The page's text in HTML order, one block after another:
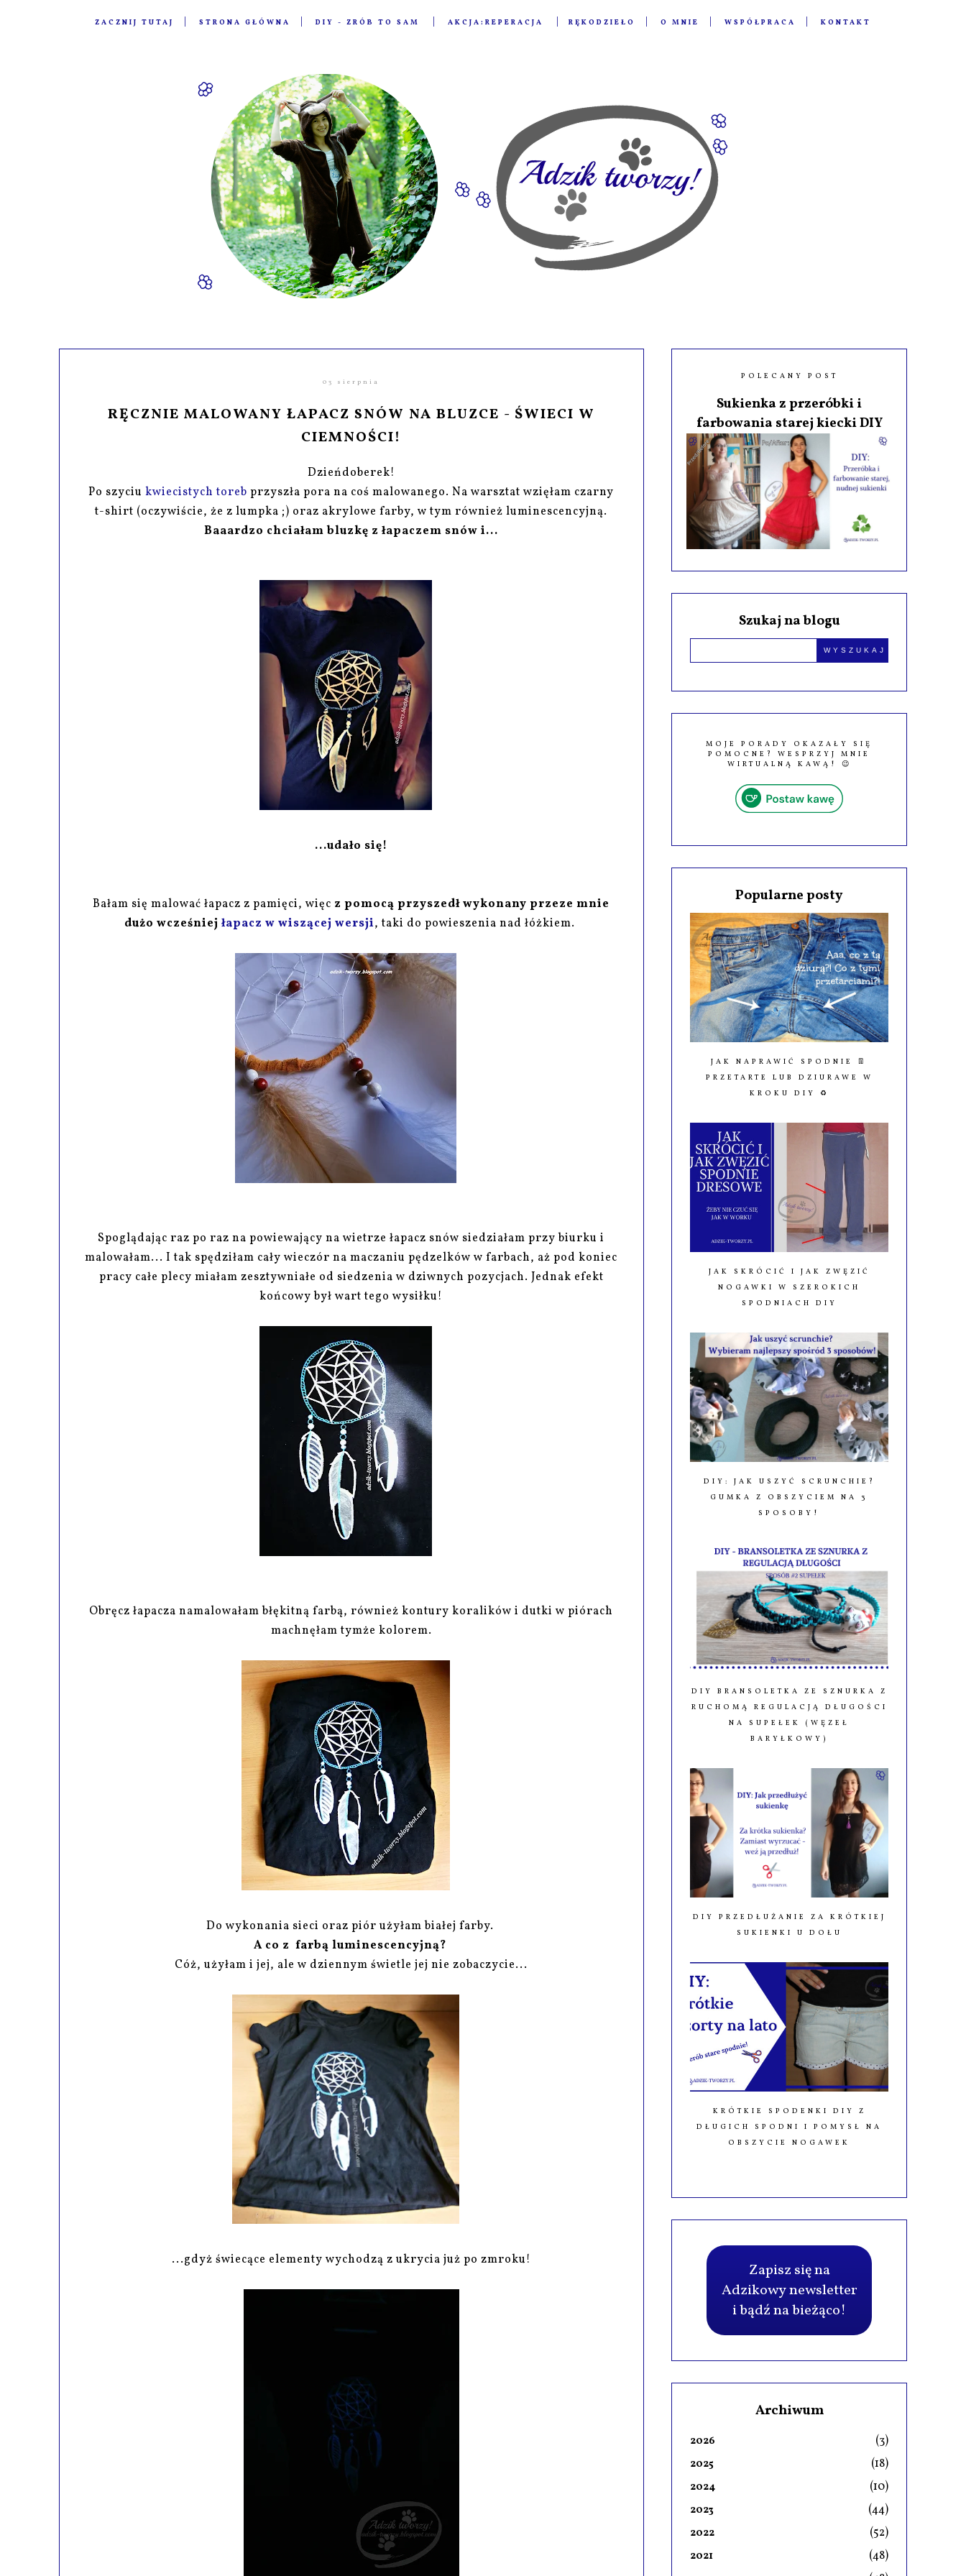
ZACZNIJ TUTAJ STRONA GŁÓWNA DIY - ZRÓB TO SAM AKCJA:REPERACJA RĘKODZIEŁO O MNIE WSPÓŁPRACA KONTAKT
03 sierpnia
RĘCZNIE MALOWANY ŁAPACZ SNÓW NA BLUZCE - ŚWIECI W
CIEMNOŚCI!
Dzieńdoberek!
Po szyciukwiecistych toreb przyszła pora na coś malowanego. Na warsztat wzięłam czarny
t-shirt (oczywiście, że z lumpka ;) oraz akrylowe farby, w tym również luminescencyjną.
Baaardzo chciałam bluzkę z łapaczem snów i...
...udało się!
Bałam się malować łapacz z pamięci, więc z pomocą przyszedł wykonany przeze mnie
dużo wcześniejłapacz w wiszącej wersji, taki do powieszenia nad łóżkiem.
Spoglądając raz po raz na powiewający na wietrze łapacz snów siedziałam przy biurku i
malowałam... I tak spędziłam cały wieczór na maczaniu pędzelków w farbach, aż pod koniec
pracy całe plecy miałam zesztywniałe od siedzenia w dziwnych pozycjach. Jednak efekt
końcowy był wart tego wysiłku!
Obręcz łapacza namalowałam błękitną farbą, również kontury koralików i dutki w piórach
machnęłam tymże kolorem.
Do wykonania sieci oraz piór użyłam białej farby.
A co z farbą luminescencyjną?
Cóż, użyłam i jej, ale w dziennym świetle jej nie zobaczycie...
...gdyż świecące elementy wychodzą z ukrycia już po zmroku!
POLECANY POST
Sukienka z przeróbki i
farbowania starej kiecki DIY
Szukaj na blogu
MOJE PORADY OKAZAŁY SIĘ
POMOCNE? WESPRZYJ MNIE
WIRTUALNĄ KAWĄ! 😉
Popularne posty
JAK NAPRAWIĆ SPODNIE 👖
PRZETARTE LUB DZIURAWE W
KROKU DIY ♻️
JAK SKRÓCIĆ I JAK ZWĘZIĆ
NOGAWKI W SZEROKICH
SPODNIACH DIY
DIY: JAK USZYĆ SCRUNCHIE?
GUMKA Z OBSZYCIEM NA 3
SPOSOBY!
DIY BRANSOLETKA ZE SZNURKA Z
RUCHOMĄ REGULACJĄ DŁUGOŚCI
NA SUPEŁEK (WĘZEŁ
BARYŁKOWY)
DIY PRZEDŁUŻANIE ZA KRÓTKIEJ
SUKIENKI U DOŁU
KRÓTKIE SPODENKI DIY Z
DŁUGICH SPODNI I POMYSŁ NA
OBSZYCIE NOGAWEK
Zapisz się na
Adzikowy newsletter
i bądź na bieżąco!
Archiwum
2026 (3)
2025 (18)
2024 (10)
2023 (44)
2022 (52)
2021 (48)